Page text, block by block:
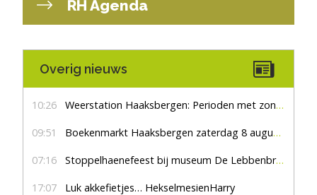
RH Agenda
Overig nieuws
10:26 Weerstation Haaksbergen: Perioden met zon en droog
09:51 Boekenmarkt Haaksbergen zaterdag 8 augustus, marktplein Haaksbergen
07:16 Stoppelhaenefeest bij museum De Lebbenbrugge
17:07 Luk akkefietjes… HekselmesienHarry